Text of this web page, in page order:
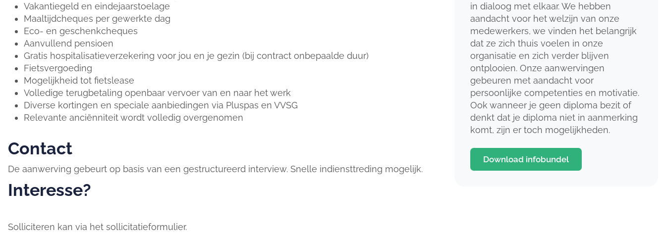
Vakantiegeld en eindejaarstoelage
Maaltijdcheques per gewerkte dag
Eco- en geschenkcheques
Aanvullend pensioen
Gratis hospitalisatieverzekering voor jou en je gezin (bij contract onbepaalde duur)
Fietsvergoeding
Mogelijkheid tot fietslease
Volledige terugbetaling openbaar vervoer van en naar het werk
Diverse kortingen en speciale aanbiedingen via Pluspas en VVSG
Relevante anciënniteit wordt volledig overgenomen
Contact
De aanwerving gebeurt op basis van een gestructureerd interview. Snelle indiensttreding mogelijk.
Interesse?
Solliciteren kan via het sollicitatieformulier.
in dialoog met elkaar. We hebben
aandacht voor het welzijn van onze
medewerkers, we vinden het belangrijk
dat ze zich thuis voelen in onze
organisatie en zich verder blijven
ontplooien. Onze aanwervingen
gebeuren met aandacht voor
persoonlijke competenties en motivatie.
Ook wanneer je geen diploma bezit of
denkt dat je diploma niet in aanmerking
komt, zijn er toch mogelijkheden.
Download infobundel